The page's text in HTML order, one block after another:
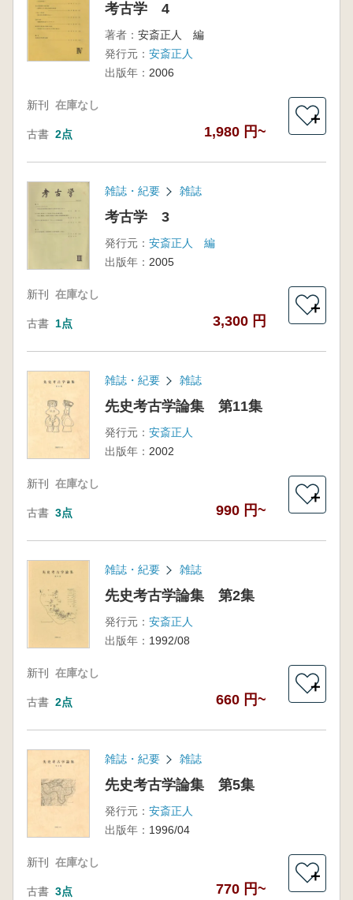
考古学 4
著者： 安斎正人 編
発行元： 安斎正人
出版年： 2006
新刊 在庫なし
古書 2点 1,980 円~
＋
雑誌・紀要 雑誌
考古学 3
発行元： 安斎正人 編
出版年： 2005
新刊 在庫なし
古書 1点 3,300 円
＋
雑誌・紀要 雑誌
先史考古学論集 第11集
発行元： 安斎正人
出版年： 2002
新刊 在庫なし
古書 3点 990 円~
＋
雑誌・紀要 雑誌
先史考古学論集 第2集
発行元： 安斎正人
出版年： 1992/08
新刊 在庫なし
古書 2点 660 円~
＋
雑誌・紀要 雑誌
先史考古学論集 第5集
発行元： 安斎正人
出版年： 1996/04
新刊 在庫なし
古書 3点 770 円~
＋